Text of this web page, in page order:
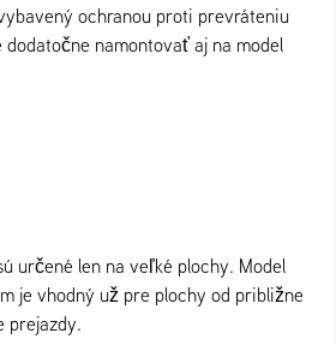
ochranou proti prevráteniu
dodatočne namontovať aj na model
určené len na veľké plochy. Model
je vhodný už pre plochy od približne
prejazdy.